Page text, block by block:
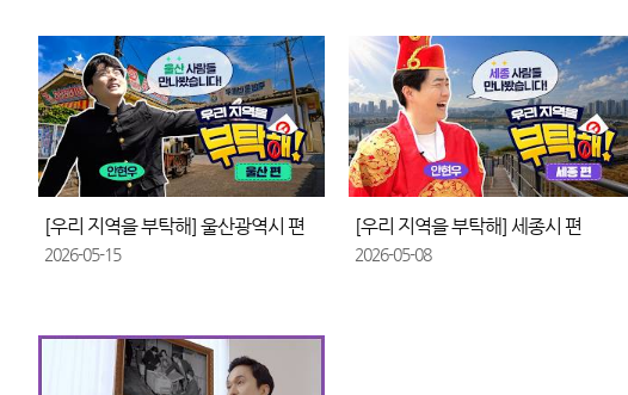
[우리 지역을 부탁해] 울산광역시 편
2026-05-15
[우리 지역을 부탁해] 세종시 편
2026-05-08